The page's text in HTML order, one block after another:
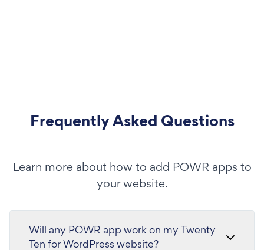
Frequently Asked Questions
Learn more about how to add POWR apps to
your website.
Will any POWR app work on my Twenty
Ten for WordPress website?